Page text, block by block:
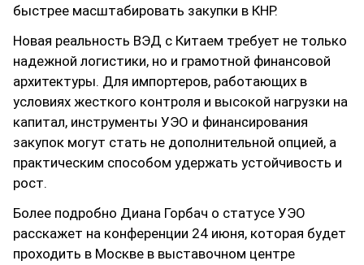
быстрее масштабировать закупки в КНР.
Новая реальность ВЭД с Китаем требует не только
надежной логистики, но и грамотной финансовой
архитектуры. Для импортеров, работающих в
условиях жесткого контроля и высокой нагрузки на
капитал, инструменты УЭО и финансирования
закупок могут стать не дополнительной опцией, а
практическим способом удержать устойчивость и
рост.
Более подробно Диана Горбач о статусе УЭО
расскажет на конференции 24 июня, которая будет
проходить в Москве в выставочном центре